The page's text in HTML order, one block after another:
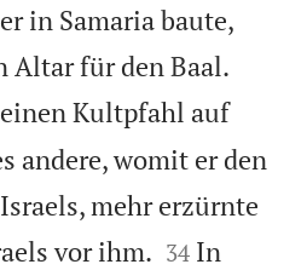
in Samaria baute,
Altar für den Baal.
Kultpfahl auf
andere, womit er den
mehr erzürnte
vor ihm. 

34 In